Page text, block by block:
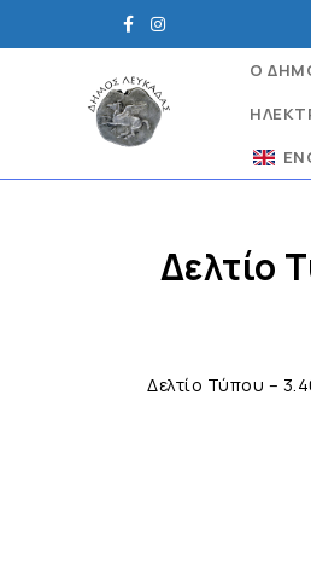
Ο
Δελτίο
Δελτίο Τύπου –